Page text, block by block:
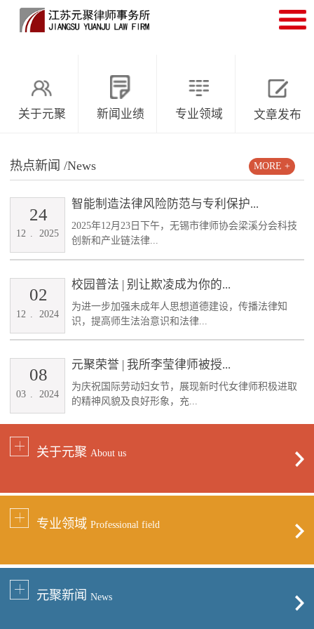
关于元聚 新闻业绩 专业领域 文章发布
热点新闻 /News
智能制造法律风险防范与专利保护...
2025年12月23日下午，无锡市律师协会梁溪分会科技
创新和产业链法律...
12 . 2025
24
校园普法 | 别让欺凌成为你的...
为进一步加强未成年人思想道德建设，传播法律知
识，提高师生法治意识和法律...
12 2024
02
元聚荣誉 | 我所李莹律师被授...
为庆祝国际劳动妇女节，展现新时代女律师积极进取
的精神风貌及良好形象，充...
03 2024
08
MORE +
关于元聚 About us
专业领域 Professional field
元聚新闻 News